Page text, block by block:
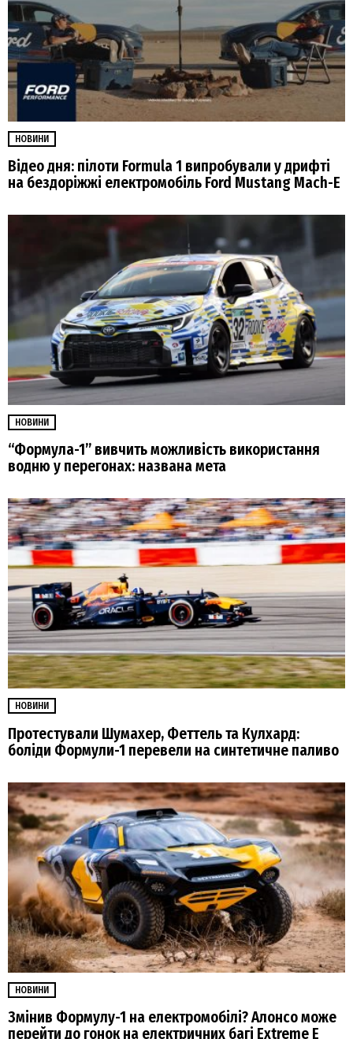
НОВИНИ
Відео дня: пілоти Formula 1 випробували у дрифті
на бездоріжжі електромобіль Ford Mustang Mach-E
НОВИНИ
“Формула-1” вивчить можливість використання
водню у перегонах: названа мета
НОВИНИ
Протестували Шумахер, Феттель та Кулхард:
боліди Формули-1 перевели на синтетичне паливо
НОВИНИ
Змінив Формулу-1 на електромобілі? Алонсо може
перейти до гонок на електричних багі Extreme E